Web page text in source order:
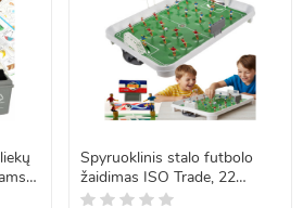
Spyruoklinis stalo futbolo
žaidimas ISO Trade, 22
žaidėjai, vaikams ir